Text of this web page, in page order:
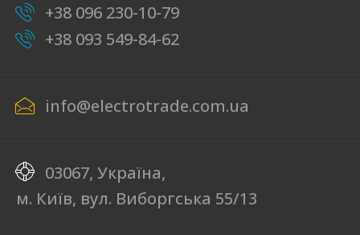
+38 096 230-10-79
+38 093 549-84-62
info@electrotrade.com.ua
03067, Україна,
м. Київ, вул. Виборгська 55/13